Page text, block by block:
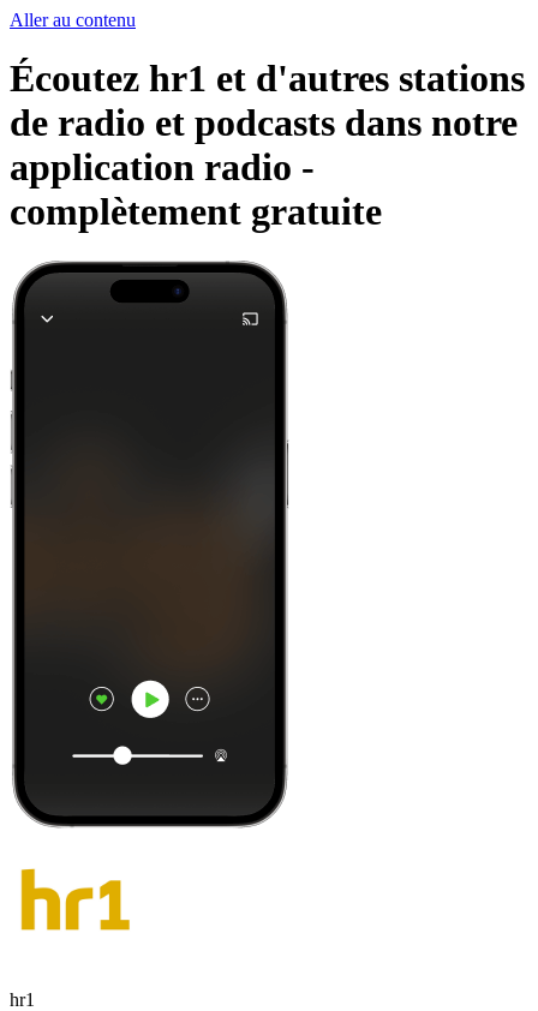
Aller au contenu
Écoutez hr1 et d'autres stations
de radio et podcasts dans notre
application radio -
complètement gratuite
hr1